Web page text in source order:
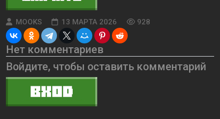
MOOKS 13 МАРТА 2026 928
Нет комментариев
Войдите, чтобы оставить комментарий